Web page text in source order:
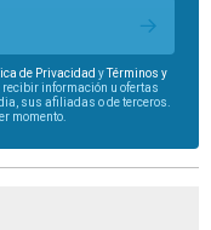
de Privacidad yTérminos y
recibir información u ofertas
sus afiliadas o de terceros.
momento.